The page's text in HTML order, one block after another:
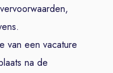
van een vacature
na de